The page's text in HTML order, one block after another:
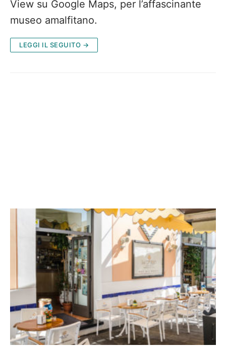
View su Google Maps, per l’affascinante
museo amalfitano.
LEGGI IL SEGUITO →